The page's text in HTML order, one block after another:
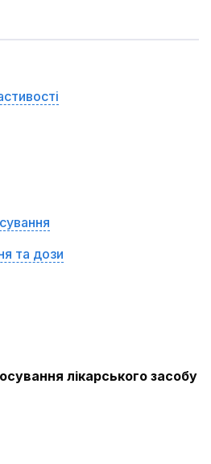
та дози
лікарського засобу